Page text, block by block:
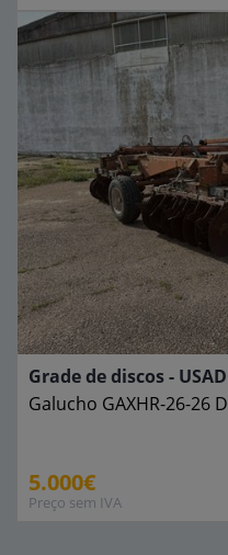
Grade de discos -
Galucho GAXHR-26-26
5.000€
Preço sem IVA